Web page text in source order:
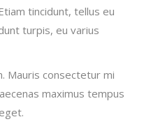
tincidunt, tellus eu
turpis, eu varius
Mauris consectetur mi
maximus tempus